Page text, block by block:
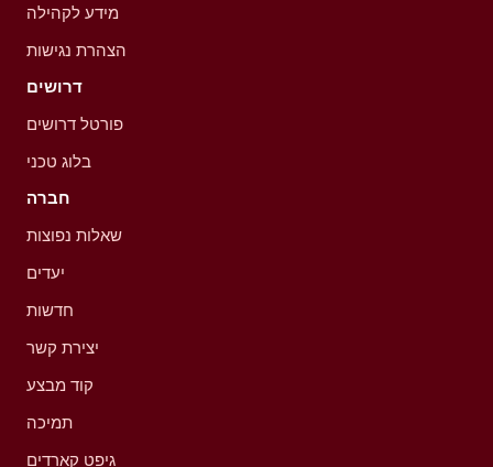
מידע לקהילה
הצהרת נגישות
דרושים
פורטל דרושים
בלוג טכני
חברה
שאלות נפוצות
יעדים
חדשות
יצירת קשר
קוד מבצע
תמיכה
גיפט קארדים